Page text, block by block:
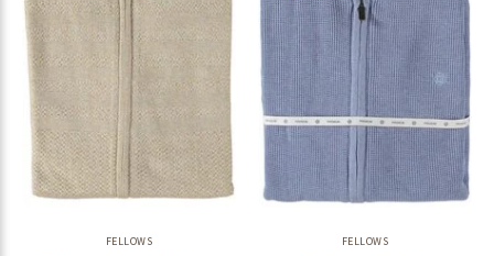
FELLOWS FELLOWS